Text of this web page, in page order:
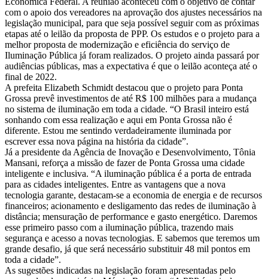
com o apoio dos vereadores na aprovação dos ajustes necessários na
legislação municipal, para que seja possível seguir com as próximas
etapas até o leilão da proposta de PPP. Os estudos e o projeto para a
melhor proposta de modernização e eficiência do serviço de
Iluminação Pública já foram realizados. O projeto ainda passará por
audiências públicas, mas a expectativa é que o leilão aconteça até o
final de 2022.
A prefeita Elizabeth Schmidt destacou que o projeto para Ponta
Grossa prevê investimentos de até R$ 100 milhões para a mudança
no sistema de iluminação em toda a cidade. “O Brasil inteiro está
sonhando com essa realização e aqui em Ponta Grossa não é
diferente. Estou me sentindo verdadeiramente iluminada por
escrever essa nova página na história da cidade”.
Já a presidente da Agência de Inovação e Desenvolvimento, Tônia
Mansani, reforça a missão de fazer de Ponta Grossa uma cidade
inteligente e inclusiva. “A iluminação pública é a porta de entrada
para as cidades inteligentes. Entre as vantagens que a nova
tecnologia garante, destacam-se a economia de energia e de recursos
financeiros; acionamento e desligamento das redes de iluminação à
distância; mensuração de performance e gasto energético. Daremos
esse primeiro passo com a iluminação pública, trazendo mais
segurança e acesso a novas tecnologias. E sabemos que teremos um
grande desafio, já que será necessário substituir 48 mil pontos em
toda a cidade”.
As sugestões indicadas na legislação foram apresentadas pelo